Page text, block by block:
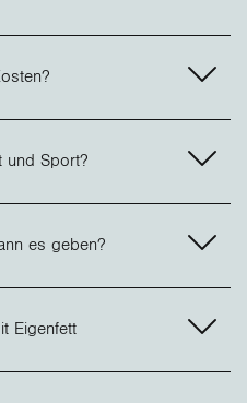
und Sport?
es geben?
Eigenfett